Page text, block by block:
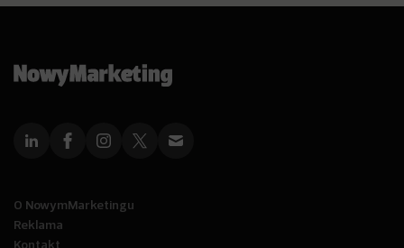
O NowymMarketingu
Reklama
Kontakt